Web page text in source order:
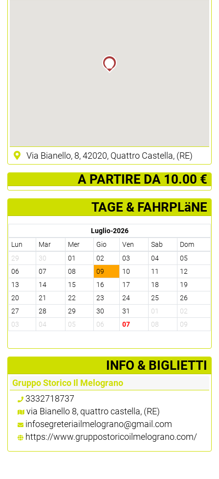
Via Bianello, 8, 42020, Quattro Castella, (RE)
­ A PARTIRE DA 10.00 €
TAGE & FAHRPLäNE
Luglio-2026
Lun
Mar Mer Gio Ven Sab
Dom
29
30 01 02 03 04
05
06
07 08 09 10 11
12
13
14 15 16 17 18
19
20
21 22 23 24 25
26
27
28 29 30 31 01
02
03
04 05 06 07 08 09
­INFO & BIGLIETTI
Gruppo Storico Il Melograno
3332718737
via Bianello 8, quattro castella, (RE)
infosegreteriailmelograno@gmail.com
https://www.gruppostoricoilmelograno.com/